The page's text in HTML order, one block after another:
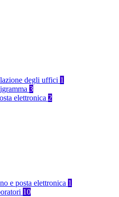
degli uffici 1
3
elettronica 2
e posta elettronica 1
10